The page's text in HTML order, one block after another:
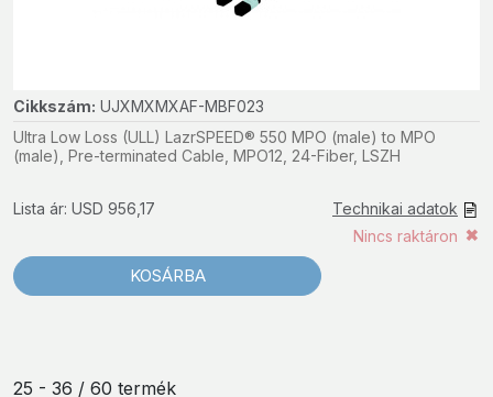
Cikkszám: UJXMXMXAF-MBF023
Ultra Low Loss (ULL) LazrSPEED® 550 MPO (male) to MPO
(male), Pre-terminated Cable, MPO12, 24-Fiber, LSZH
Technikai adatok
Lista ár: USD 956,17
Nincs raktáron
KOSÁRBA
25 - 36 / 60 termék